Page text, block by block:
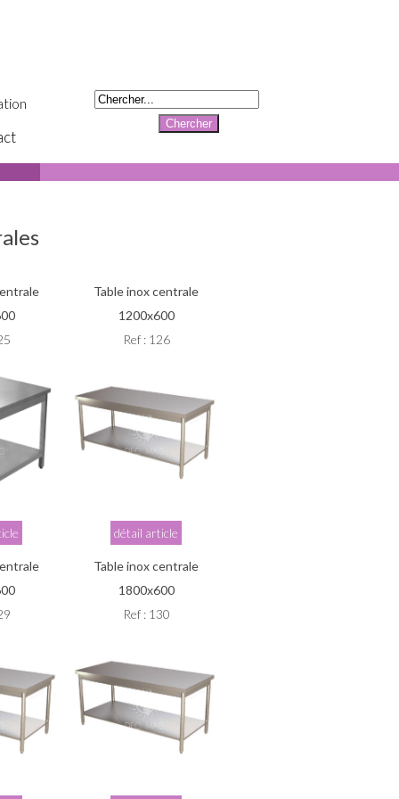
Table inox centrale
1200x600
Ref : 126
détail article
Table inox centrale
1800x600
Ref : 130